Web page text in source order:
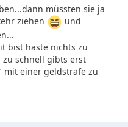
müssten sie ja
ziehen
und
bist haste nichts zu
schnell gibts erst
einer geldstrafe zu